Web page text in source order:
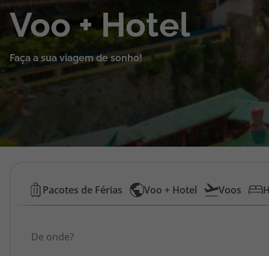
Cruzeiros
Promoções
Especialistas
Cheque Viagem
Voo + Hotel
Faça a sua viagem de sonho!
Voos
Low
Cost
Pacotes de Férias Voo + Hotel Voos